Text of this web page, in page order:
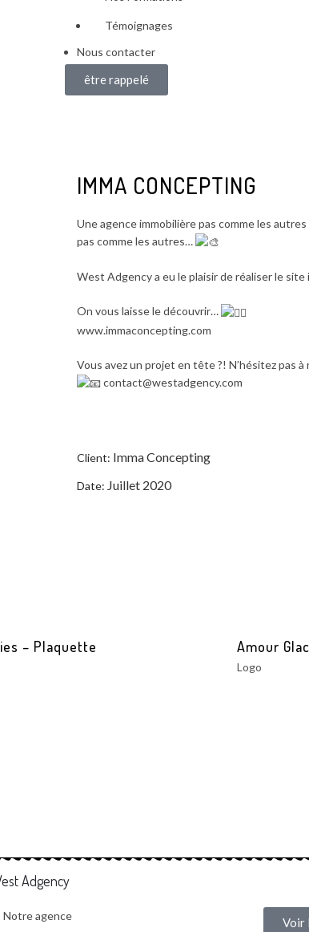
Témoignages
Nous contacter
être rappelé
IMMA CONCEPTING
Une agence immobilière pas comme les
pas comme les autres…
West Adgency a eu le plaisir de réaliser le
On vous laisse le découvrir…
www.immaconcepting.com
Vous avez un projet en tête ?! N’hésitez pas
contact@westadgency.com
Client: Imma Concepting
Date: Juillet 2020
– Plaquette Amour
Logo
Adgency
Notre agence
Voir